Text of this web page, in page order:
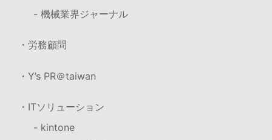
- 機械業界ジャーナル
・労務顧問
・Y’s PR＠taiwan
・ITソリューション
- kintone